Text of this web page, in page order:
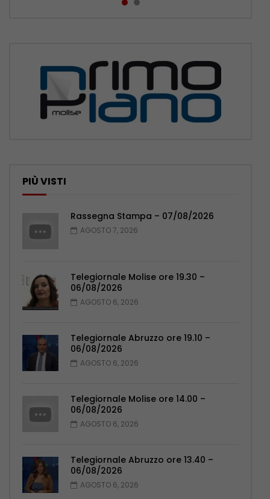
PIÙ VISTI
Rassegna Stampa – 07/08/2026
AGOSTO 7, 2026
Telegiornale Molise ore 19.30 –
06/08/2026
AGOSTO 6, 2026
Telegiornale Abruzzo ore 19.10 –
06/08/2026
AGOSTO 6, 2026
Telegiornale Molise ore 14.00 –
06/08/2026
AGOSTO 6, 2026
Telegiornale Abruzzo ore 13.40 –
06/08/2026
AGOSTO 6, 2026